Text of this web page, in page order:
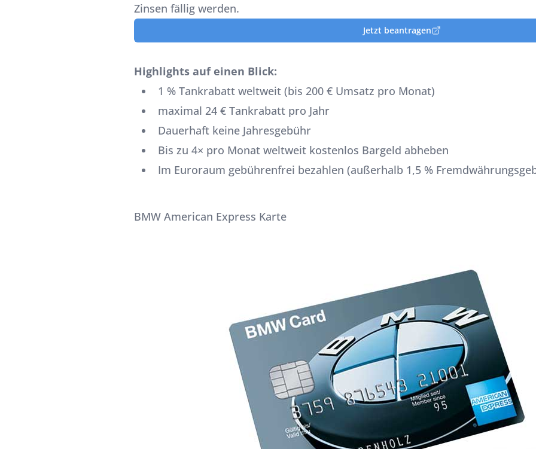
Zinsen fällig werden.
Jetzt beantragen
Highlights auf einen Blick:
1 % Tankrabatt weltweit (bis 200 € Umsatz pro Monat)
maximal 24 € Tankrabatt pro Jahr
Dauerhaft keine Jahresgebühr
Bis zu 4× pro Monat weltweit kostenlos Bargeld abheben
Im Euroraum gebührenfrei bezahlen (außerhalb 1,5 %
BMW American Express Karte